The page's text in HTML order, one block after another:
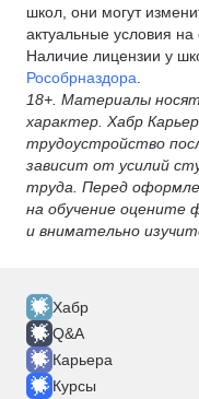
школ, они могут
актуальные условия на
Наличие лицензии у
Рособрназдора
18+. Материалы
характер. Хабр
трудоустройство
зависит от усилий
труда. Перед
на обучение оцените
и внимательно
Хабр
Q&A
Карьера
Курсы